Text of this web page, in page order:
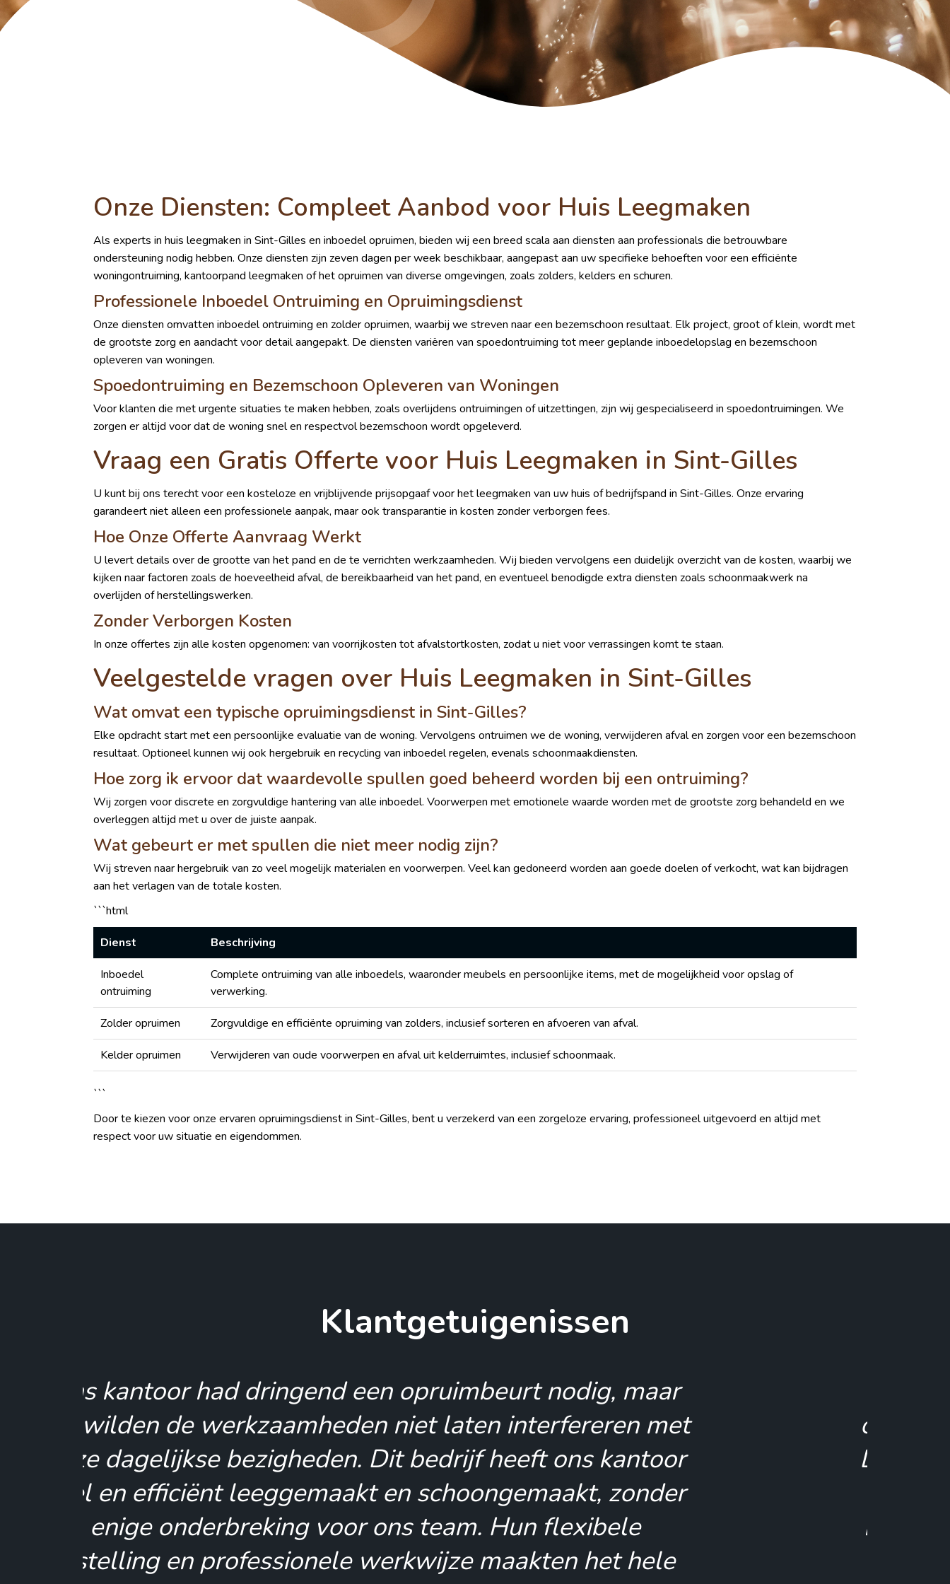
Onze Diensten: Compleet Aanbod voor Huis Leegmaken
Als experts in huis leegmaken in Sint-Gilles en inboedel opruimen, bieden wij een breed scala aan diensten aan professionals die betrouwbare
ondersteuning nodig hebben. Onze diensten zijn zeven dagen per week beschikbaar, aangepast aan uw specifieke behoeften voor een efficiënte
woningontruiming, kantoorpand leegmaken of het opruimen van diverse omgevingen, zoals zolders, kelders en schuren.
Professionele Inboedel Ontruiming en Opruimingsdienst
Onze diensten omvatten inboedel ontruiming en zolder opruimen, waarbij we streven naar een bezemschoon resultaat. Elk project, groot of klein, wordt met
de grootste zorg en aandacht voor detail aangepakt. De diensten variëren van spoedontruiming tot meer geplande inboedelopslag en bezemschoon
opleveren van woningen.
Spoedontruiming en Bezemschoon Opleveren van Woningen
Voor klanten die met urgente situaties te maken hebben, zoals overlijdens ontruimingen of uitzettingen, zijn wij gespecialiseerd in spoedontruimingen. We
zorgen er altijd voor dat de woning snel en respectvol bezemschoon wordt opgeleverd.
Vraag een Gratis Offerte voor Huis Leegmaken in Sint-Gilles
U kunt bij ons terecht voor een kosteloze en vrijblijvende prijsopgaaf voor het leegmaken van uw huis of bedrijfspand in Sint-Gilles. Onze ervaring
garandeert niet alleen een professionele aanpak, maar ook transparantie in kosten zonder verborgen fees.
Hoe Onze Offerte Aanvraag Werkt
U levert details over de grootte van het pand en de te verrichten werkzaamheden. Wij bieden vervolgens een duidelijk overzicht van de kosten, waarbij we
kijken naar factoren zoals de hoeveelheid afval, de bereikbaarheid van het pand, en eventueel benodigde extra diensten zoals schoonmaakwerk na
overlijden of herstellingswerken.
Zonder Verborgen Kosten
In onze offertes zijn alle kosten opgenomen: van voorrijkosten tot afvalstortkosten, zodat u niet voor verrassingen komt te staan.
Veelgestelde vragen over Huis Leegmaken in Sint-Gilles
Wat omvat een typische opruimingsdienst in Sint-Gilles?
Elke opdracht start met een persoonlijke evaluatie van de woning. Vervolgens ontruimen we de woning, verwijderen afval en zorgen voor een bezemschoon
resultaat. Optioneel kunnen wij ook hergebruik en recycling van inboedel regelen, evenals schoonmaakdiensten.
Hoe zorg ik ervoor dat waardevolle spullen goed beheerd worden bij een ontruiming?
Wij zorgen voor discrete en zorgvuldige hantering van alle inboedel. Voorwerpen met emotionele waarde worden met de grootste zorg behandeld en we
overleggen altijd met u over de juiste aanpak.
Wat gebeurt er met spullen die niet meer nodig zijn?
Wij streven naar hergebruik van zo veel mogelijk materialen en voorwerpen. Veel kan gedoneerd worden aan goede doelen of verkocht, wat kan bijdragen
aan het verlagen van de totale kosten.
```html
Dienst Beschrijving
Inboedel
ontruiming
Complete ontruiming van alle inboedels, waaronder meubels en persoonlijke items, met de mogelijkheid voor opslag of
verwerking.
Zolder opruimen Zorgvuldige en efficiënte opruiming van zolders, inclusief sorteren en afvoeren van afval.
Kelder opruimen Verwijderen van oude voorwerpen en afval uit kelderruimtes, inclusief schoonmaak.
```
Door te kiezen voor onze ervaren opruimingsdienst in Sint-Gilles, bent u verzekerd van een zorgeloze ervaring, professioneel uitgevoerd en altijd met
respect voor uw situatie en eigendommen.
Klantgetuigenissen
Mijn woning was dringend toe aan een grondige
opruimbeurt, maar ik wist niet waar ik moest beginnen.
De specialisten van dit bedrijf hebben mij geholpen om
structuur aan te brengen in mijn spullen en samen
hebben we besloten wat ik kon houden en wat er weg
kon. Nu geniet ik weer volop van mijn opgeruimde en